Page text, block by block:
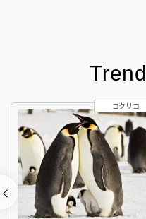
Trend
コクリコ